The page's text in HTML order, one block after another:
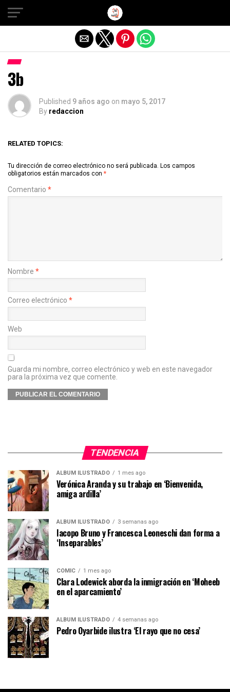
3b
Published 9 años ago on mayo 5, 2017
By redaccion
RELATED TOPICS:
Tu dirección de correo electrónico no será publicada. Los campos
obligatorios están marcados con *
Comentario *
Nombre *
Correo electrónico *
Web
Guarda mi nombre, correo electrónico y web en este navegador
para la próxima vez que comente.
TENDENCIA
ÁLBUM ILUSTRADO 1 mes ago
Verónica Aranda y su trabajo en ‘Bienvenida,
amiga ardilla’
ÁLBUM ILUSTRADO 3 semanas ago
Iacopo Bruno y Francesca Leoneschi dan forma a
‘Inseparables’
CÓMIC 1 mes ago
Clara Lodewick aborda la inmigración en ‘Moheeb
en el aparcamiento’
ÁLBUM ILUSTRADO 4 semanas ago
Pedro Oyarbide ilustra ‘El rayo que no cesa’
Salir de la versión móvil